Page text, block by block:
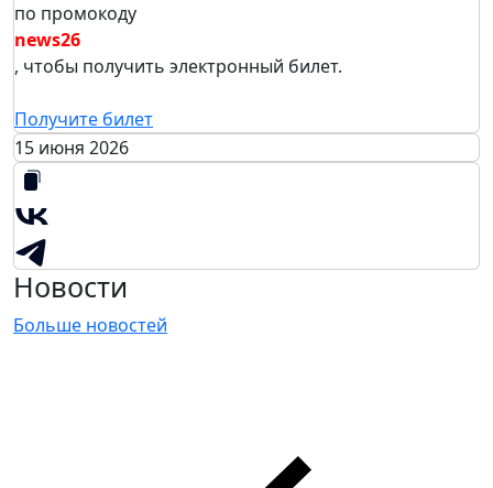
по промокоду
news26
, чтобы получить электронный билет.
Получите билет
15 июня 2026
Новости
Больше новостей